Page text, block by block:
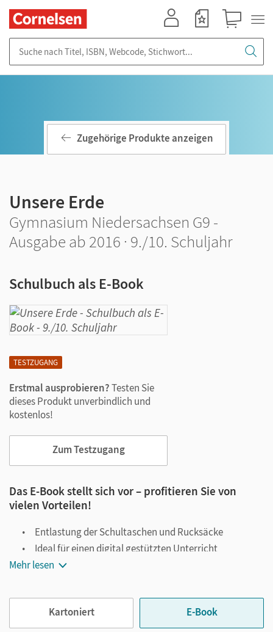
TESTZUGANG
Erstmal ausprobieren?Testen Sie
dieses Produkt unverbindlich und
kostenlos!
Zum Testzugang
Zugehörige Produkte anzeigen
Unsere Erde
Gymnasium Niedersachsen G9 -
Ausgabe ab 2016 · 9./10. Schuljahr
Schulbuch als E-Book
Das E-Book stellt sich vor – profitieren Sie von
vielen Vorteilen!
Entlastung der Schultaschen und Rucksäcke
Ideal für einen digital gestützten Unterricht
Notiz- und Markierungsmöglichkeit
Viele digitale Funktionen unterstützen das Lehren und
Lernen:
Mehr lesen
Kartoniert E-Book